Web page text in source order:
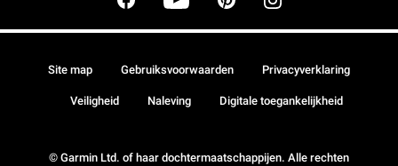
© Garmin Ltd. of haar dochtermaatschappijen. Alle rechten
Site map Gebruiksvoorwaarden Privacyverklaring
Veiligheid Naleving Digitale toegankelijkheid